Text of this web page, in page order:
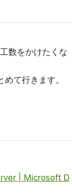
数をかけたくな
て行きます。
| Microsoft D